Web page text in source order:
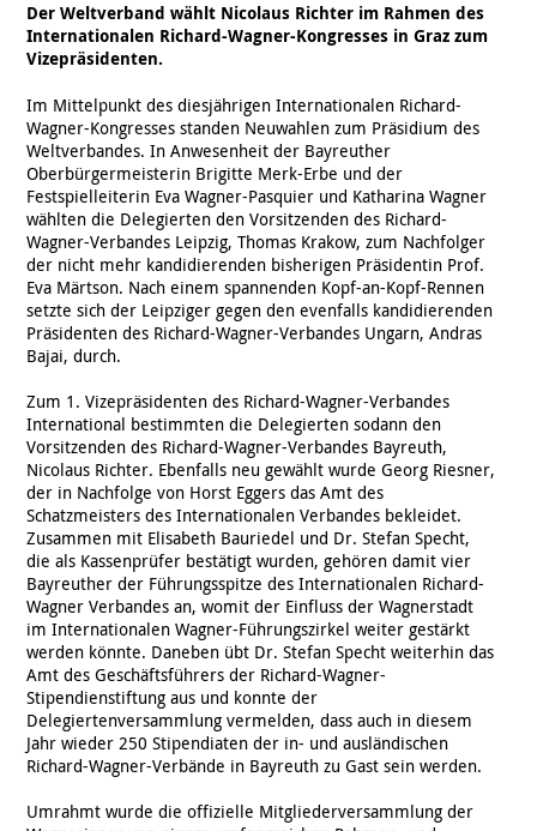
Der Weltverband wählt Nicolaus Richter im Rahmen des
Internationalen Richard-Wagner-Kongresses in Graz zum
Vizepräsidenten.
Im Mittelpunkt des diesjährigen Internationalen Richard-
Wagner-Kongresses standen Neuwahlen zum Präsidium des
Weltverbandes. In Anwesenheit der Bayreuther
Oberbürgermeisterin Brigitte Merk-Erbe und der
Festspielleiterin Eva Wagner-Pasquier und Katharina Wagner
wählten die Delegierten den Vorsitzenden des Richard-
Wagner-Verbandes Leipzig, Thomas Krakow, zum Nachfolger
der nicht mehr kandidierenden bisherigen Präsidentin Prof.
Eva Märtson. Nach einem spannenden Kopf-an-Kopf-Rennen
setzte sich der Leipziger gegen den evenfalls kandidierenden
Präsidenten des Richard-Wagner-Verbandes Ungarn, Andras
Bajai, durch.
Zum 1. Vizepräsidenten des Richard-Wagner-Verbandes
International bestimmten die Delegierten sodann den
Vorsitzenden des Richard-Wagner-Verbandes Bayreuth,
Nicolaus Richter. Ebenfalls neu gewählt wurde Georg Riesner,
der in Nachfolge von Horst Eggers das Amt des
Schatzmeisters des Internationalen Verbandes bekleidet.
Zusammen mit Elisabeth Bauriedel und Dr. Stefan Specht,
die als Kassenprüfer bestätigt wurden, gehören damit vier
Bayreuther der Führungsspitze des Internationalen Richard-
Wagner Verbandes an, womit der Einfluss der Wagnerstadt
im Internationalen Wagner-Führungszirkel weiter gestärkt
werden könnte. Daneben übt Dr. Stefan Specht weiterhin das
Amt des Geschäftsführers der Richard-Wagner-
Stipendienstiftung aus und konnte der
Delegiertenversammlung vermelden, dass auch in diesem
Jahr wieder 250 Stipendiaten der in- und ausländischen
Richard-Wagner-Verbände in Bayreuth zu Gast sein werden.
Umrahmt wurde die offizielle Mitgliederversammlung der